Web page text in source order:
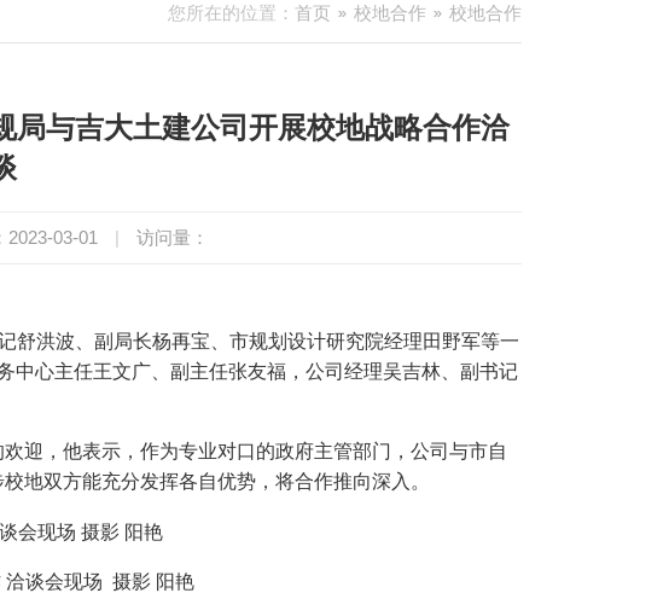
您所在的位置： 首页 校地合作 校地合作
与吉大土建公司开展校地战略合作洽
2023-03-01 | 访问量：
舒洪波、副局长杨再宝、市规划设计研究院经理田野军等一
中心主任王文广、副主任张友福，公司经理吴吉林、副书记
迎，他表示，作为专业对口的政府主管部门，公司与市自
地双方能充分发挥各自优势，将合作推向深入。
摄影 阳艳